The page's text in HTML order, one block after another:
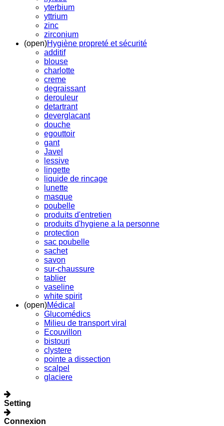
yterbium
yttrium
zinc
zirconium
(open)Hygiène propreté et sécurité
additif
blouse
charlotte
creme
degraissant
derouleur
detartrant
deverglacant
douche
egouttoir
gant
Javel
lessive
lingette
liquide de rincage
lunette
masque
poubelle
produits d'entretien
produits d'hygiene a la personne
protection
sac poubelle
sachet
savon
sur-chaussure
tablier
vaseline
white spirit
(open)Médical
Glucomédics
Milieu de transport viral
Ecouvillon
bistouri
clystere
pointe a dissection
scalpel
glaciere
Setting
Connexion